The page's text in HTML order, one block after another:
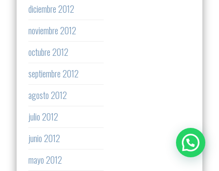
diciembre 2012
noviembre 2012
octubre 2012
septiembre 2012
agosto 2012
julio 2012
junio 2012
mayo 2012